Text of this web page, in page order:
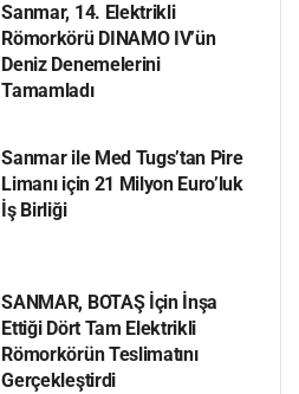
Sanmar, 14. Elektrikli
Römorkörü DINAMO IV’ün
Deniz Denemelerini
Tamamladı
Sanmar ile Med Tugs’tan Pire
Limanı için 21 Milyon Euro’luk
İş Birliği
SANMAR, BOTAŞ İçin İnşa
Ettiği Dört Tam Elektrikli
Römorkörün Teslimatını
Gerçekleştirdi